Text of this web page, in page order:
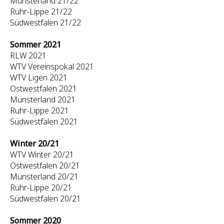
Ruhr-Lippe 21/22
Südwestfalen 21/22
Sommer 2021
RLW 2021
WTV Vereinspokal 2021
WTV Ligen 2021
Ostwestfalen 2021
Münsterland 2021
Ruhr-Lippe 2021
Südwestfalen 2021
Winter 20/21
WTV Winter 20/21
Ostwestfalen 20/21
Münsterland 20/21
Ruhr-Lippe 20/21
Südwestfalen 20/21
Sommer 2020